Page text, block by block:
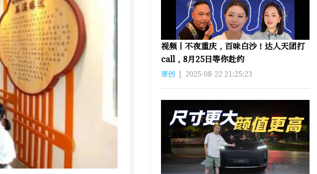
视频丨不夜重庆，百味白沙！达人天团打
call，8月25日等你赴约
原创 | 2025-08-22 21:25:23